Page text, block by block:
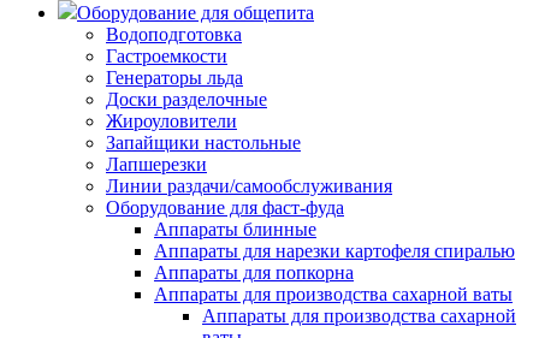
Оборудование для общепита
Водоподготовка
Гастроемкости
Генераторы льда
Доски разделочные
Жироуловители
Запайщики настольные
Лапшерезки
Линии раздачи/самообслуживания
Оборудование для фаст-фуда
Аппараты блинные
Аппараты для нарезки картофеля спиралью
Аппараты для попкорна
Аппараты для производства сахарной ваты
Аппараты для производства сахарной